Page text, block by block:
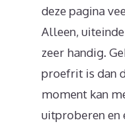
deze pagina
Alleen,
zeer handig.
proefrit is dan
moment kan
uitproberen en